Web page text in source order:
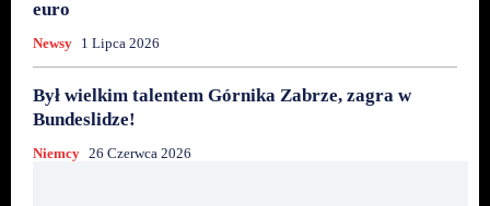
euro
Newsy 1 Lipca 2026
Był wielkim talentem Górnika Zabrze, zagra w
Bundeslidze!
Niemcy 26 Czerwca 2026